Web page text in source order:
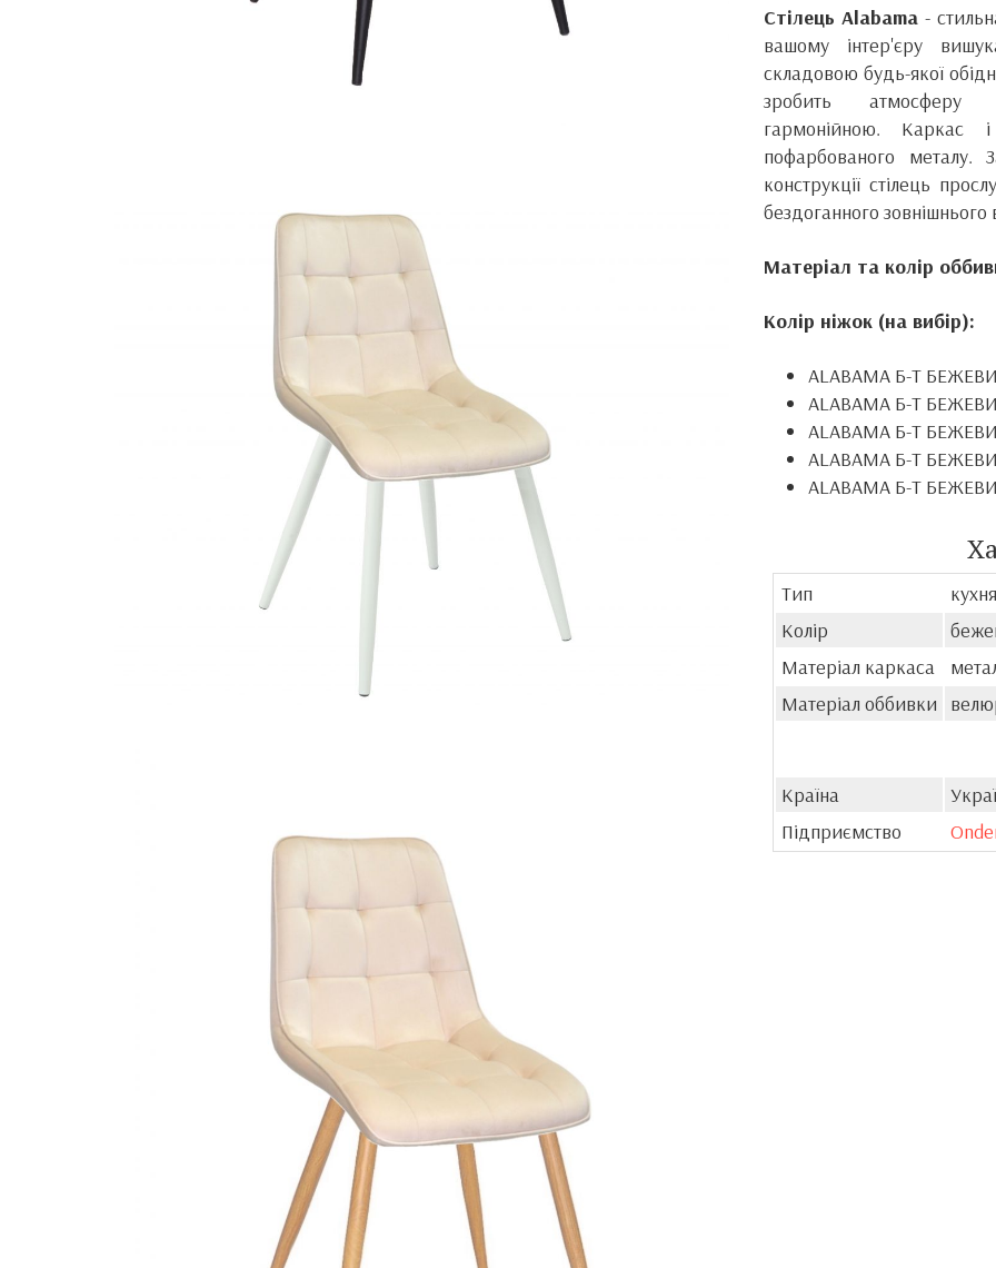
Стілець Alabama-
вашому інтер'єру
складовою будь-якої
зробить
гармонійною. Каркас
пофарбованого металу.
конструкції стілець
бездоганного зовнішнього
Матеріал та колір
Колір ніжок (на вибір):
ALABAMA Б-Т
ALABAMA Б-Т
ALABAMA Б-Т
ALABAMA Б-Т
ALABAMA Б-Т
Тип
Колір
Матеріал каркаса
Матеріал оббивки
Країна
Підприємство